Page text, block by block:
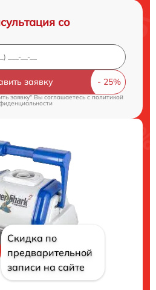
со
заявку
заявку" Вы соглашаетесь cполитикой
Скидка по
предварительной
записи на сайте